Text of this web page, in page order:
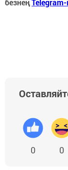
безнең
0 0